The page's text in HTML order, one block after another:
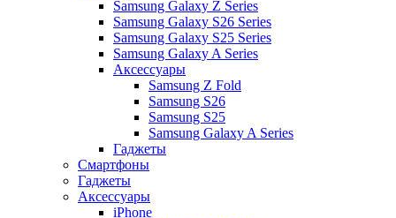
Samsung Galaxy Z Series
Samsung Galaxy S26 Series
Samsung Galaxy S25 Series
Samsung Galaxy A Series
Аксессуары
Samsung Z Fold
Samsung S26
Samsung S25
Samsung Galaxy A Series
Гаджеты
Смартфоны
Гаджеты
Аксессуары
iPhone